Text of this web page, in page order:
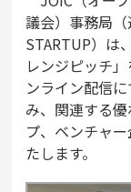
議会）事務局
STARTUP）は
レンジピッチ
ンライン配信
み、関連する
プ、ベンチャ
たします。